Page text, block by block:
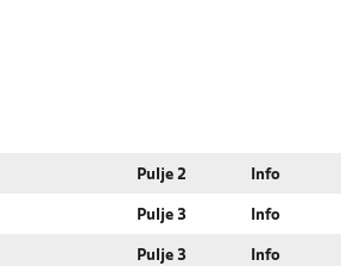
Pulje 2 Info
Pulje 3 Info
Pulje 3 Info